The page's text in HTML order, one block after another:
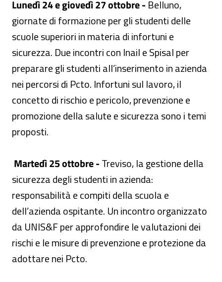
Lunedì 24 e giovedì 27 ottobre - Belluno,
giornate di formazione per gli studenti delle
scuole superiori in materia di infortuni e
sicurezza. Due incontri con Inail e Spisal per
preparare gli studenti all’inserimento in azienda
nei percorsi di Pcto. Infortuni sul lavoro, il
concetto di rischio e pericolo, prevenzione e
promozione della salute e sicurezza sono i temi
proposti.
Martedì 25 ottobre -Treviso, la gestione della
sicurezza degli studenti in azienda:
responsabilità e compiti della scuola e
dell’azienda ospitante. Un incontro organizzato
da UNIS&F per approfondire le valutazioni dei
rischi e le misure di prevenzione e protezione da
adottare nei Pcto.